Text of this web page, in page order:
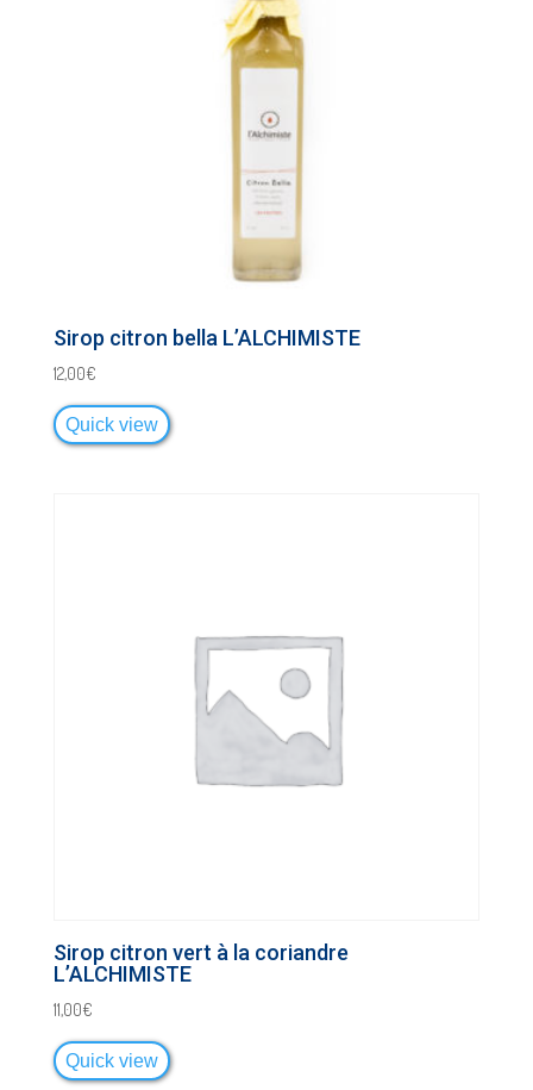
Sirop citron bella L’ALCHIMISTE
12,00€
Quick view
Sirop citron vert à la coriandre
L’ALCHIMISTE
11,00€
Quick view